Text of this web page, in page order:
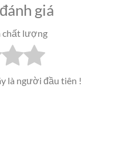
giá
chất lượng
là người đầu tiên !